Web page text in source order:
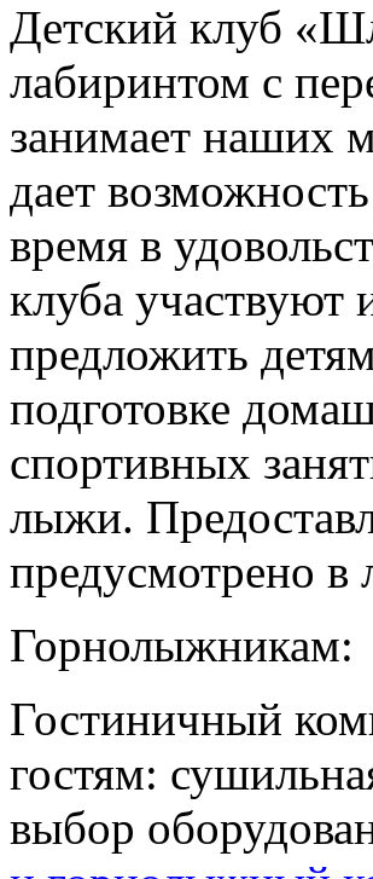
Детский клуб
лабиринтом с
занимает наших
дает
время в
клуба участвуют
предложить
подготовке
спортивных
лыжи.
предусмотрено в
Горнолыжникам:
Гостиничный
гостям:
выбор